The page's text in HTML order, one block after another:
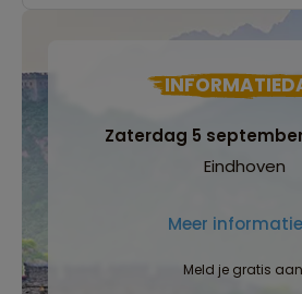
Zaterdag 5
Eindhoven
Meer informatie
Meld je gratis